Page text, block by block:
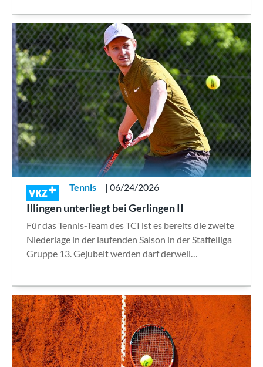
VKZ Tennis | 06/24/2026
Illingen unterliegt bei Gerlingen II
Für das Tennis-Team des TCI ist es bereits die zweite
Niederlage in der laufenden Saison in der Staffelliga
Gruppe 13. Gejubelt werden darf derweil…